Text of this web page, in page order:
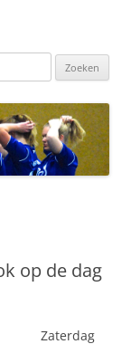
op de dag
Zaterdag